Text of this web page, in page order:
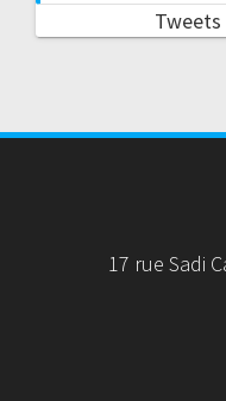
17 rue Sadi